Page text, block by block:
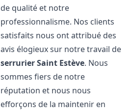
de qualité et notre
professionnalisme. Nos clients
satisfaits nous ont attribué des
avis élogieux sur notre travail de
serrurierSaint Estève. Nous
sommes fiers de notre
réputation et nous nous
efforçons de la maintenir en